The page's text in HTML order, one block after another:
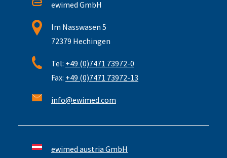
ewimed GmbH
Im Nasswasen 5
72379 Hechingen
Tel: +49 (0)7471 73972-0
Fax: +49 (0)7471 73972-13
info@ewimed.com
ewimed austria GmbH